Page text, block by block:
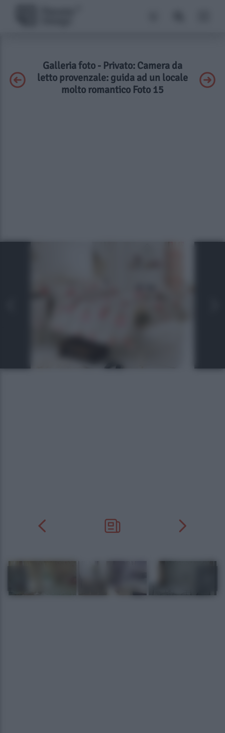
Galleria foto - Privato: Camera da
letto provenzale: guida ad un locale
molto romantico Foto 15